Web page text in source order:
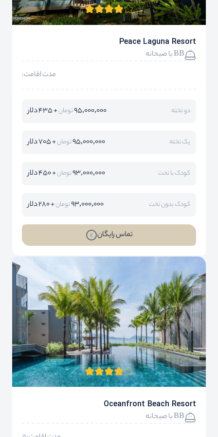
Peace Laguna Resort
BB با صبحانه
مدت اقامت:
دو تخته 95,000,000تومان+ 435 دلار
یک تخته 95,000,000تومان+ 705 دلار
کودک با تخت 93,000,000تومان+ 450 دلار
کودک بدون تخت 93,000,000تومان+ 280 دلار
تماس رایگان
Oceanfront Beach Resort
BB با صبحانه